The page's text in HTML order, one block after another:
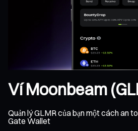
Ví Moonbeam
Quản lý GLMR của bạn một cách an
Gate Wallet